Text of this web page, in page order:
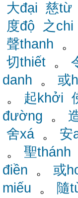
大đại 慈từ
度độ
之chi
聲thanh 。
切thiết 。
danh 。 或
。 起khởi
đường 。
舍xá 。 安
。 聖thánh
điền 。 或
miếu 。 隨